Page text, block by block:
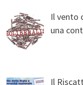
Il vento
una
Il